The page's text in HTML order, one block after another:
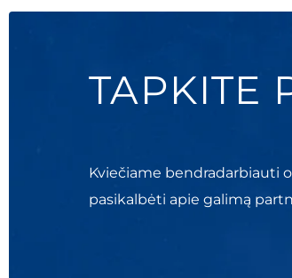
TAPKITE
Kviečiame bendradarbiauti
pasikalbėti apie galimą